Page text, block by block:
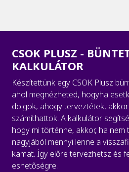
CSOK PLUSZ -
KALKULÁTOR
Készítettünk egy CSOK Plusz
ahol megnézheted, hogyha
dolgok, ahogy terveztétek,
számíthattok. A kalkulátor
hogy mi történne, akkor, ha nem
nagyjából mennyi lenne a
kamat. Így előre tervezhetsz és
eshetőségre.